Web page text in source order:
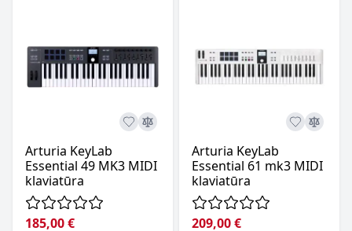
Arturia KeyLab
Essential 49 MK3 MIDI
klaviatūra
185,00 €
Arturia KeyLab
Essential 61 mk3 MIDI
klaviatūra
209,00 €